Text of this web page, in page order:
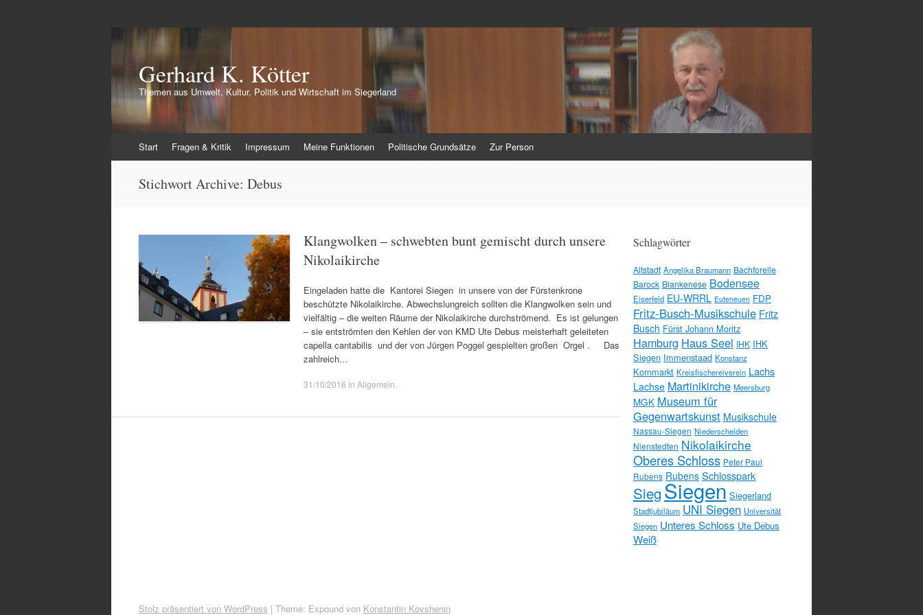
Gerhard K. Kötter
Themen aus Umwelt, Kultur, Politik und Wirtschaft im Siegerland
Inhalt
Start Fragen & Kritik Impressum Meine Funktionen Politische Grundsätze Zur Person
Stichwort Archive: Debus
Klangwolken – schwebten bunt gemischt durch unsere
Nikolaikirche
Eingeladen hatte die Kantorei Siegen in unsere von der Fürstenkrone
beschützte Nikolaikirche. Abwechslungreich sollten die Klangwolken sein und
vielfältig – die weiten Räume der Nikolaikirche durchströmend. Es ist gelungen
– sie entströmten den Kehlen der von KMD Ute Debus meisterhaft geleiteten
capella cantabilis und der von Jürgen Poggel gespielten großen Orgel . Das
zahlreich…
31/10/2016 in Allgemein
Schlagwörter
Altstadt Angelika Braumann Bachforelle
Barock Blankenese Bodensee
Eiserfeld EU-WRRL Euteneuen FDP
Fritz-Busch-Musikschule Fritz
Busch Fürst Johann Moritz
Hamburg Haus Seel IHK IHK
Siegen Immenstaad Konstanz
Kornmarkt Kreisfischereiverein Lachs
Lachse Martinikirche Meersburg
MGK Museum für
Gegenwartskunst Musikschule
Nassau-Siegen Niederschelden
Nienstedten Nikolaikirche
Oberes Schloss Peter Paul
Rubens Rubens Schlosspark
Sieg Siegen Siegerland
Stadtjubiläum UNI Siegen Universität
Siegen Unteres Schloss Ute Debus
Weiß
Stolz präsentiert von WordPress | Theme: Expound von Konstantin Kovshenin